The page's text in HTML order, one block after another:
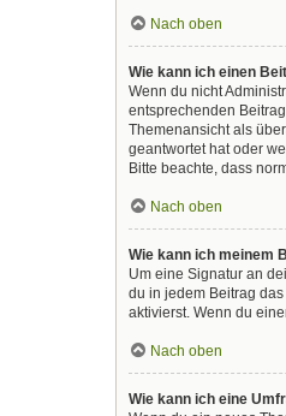
Nach oben
Wie kann ich einen
Wenn du nicht
entsprechenden
Themenansicht als
geantwortet hat oder
Bitte beachte, dass
Nach oben
Wie kann ich meinem
Um eine Signatur an
du in jedem Beitrag
aktivierst. Wenn du
Nach oben
Wie kann ich eine